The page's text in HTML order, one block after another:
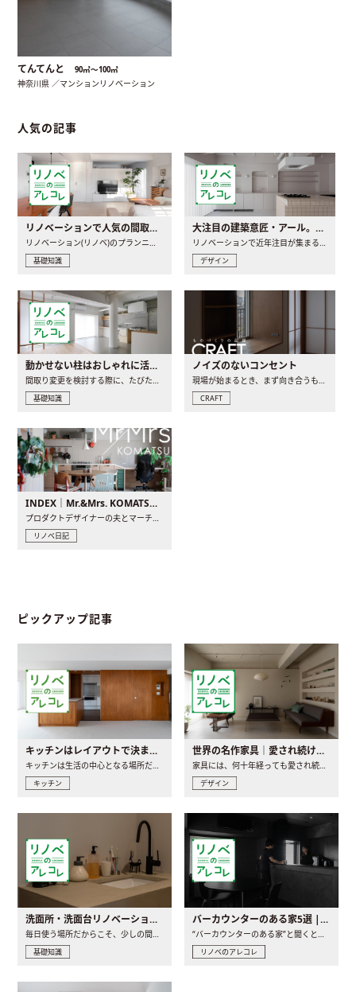
てんてんと 90㎡〜100㎡
神奈川県 ／マンションリノベーション
人気の記事
リノベーションで人気の間取りとは？トレンドの間取りと実例を徹底解説
リノベーション(リノベ)のプランニングで一番最初に決めるのは..
基礎知識
大注目の建築意匠・アール。人気の理由と空間に取り入れるポイント
リノベーションで近年注目が集まる建築意匠の一つであるアール..
デザイン
動かせない柱はおしゃれに活用！柱を魅せるリノベーション(リノベ)4選
間取り変更を検討する際に、たびたび皆さんの頭を悩ませる動か..
基礎知識
ノイズのないコンセント
現場が始まるとき、まず向き合うものの一つがコンセントです..
CRAFT
INDEX｜Mr.&Mrs. KOMATSU renovation diary
プロダクトデザイナーの夫とマーチャンダイザーの妻が、夫婦で..
リノベ日記
ピックアップ記事
キッチンはレイアウトで決まる。後悔しないための考え方と選び方
キッチン
世界の名作家具｜愛され続ける理由と一生モノとの出会い方
デザイン
洗面所・洗面台リノベーションの事例と間取りアイデア
毎日使う場所だからこそ、少しの間取りの工夫や素材の選び方で..
基礎知識
バーカウンターのある家5選 | 日常に馴染む“距離の近い”キッチンとは
“バーカウンターのある家”と聞くと、少し特別な、大人のための..
リノベのアレコレ